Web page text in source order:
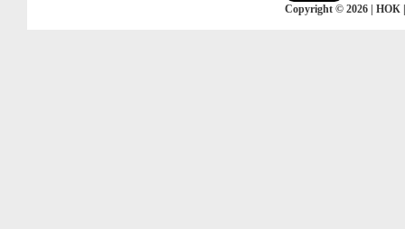
Copyright © 2026 | НОК